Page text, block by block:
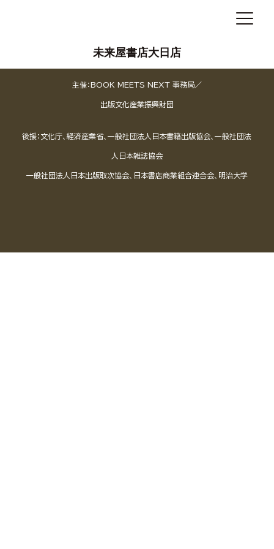
未来屋書店大日店
主催：BOOK MEETS NEXT 事務局／
出版文化産業振興財団
後援：文化庁、経済産業省、一般社団法人日本書籍出版協会、一般社団法
人日本雑誌協会
一般社団法人日本出版取次協会、日本書店商業組合連合会、明治大学